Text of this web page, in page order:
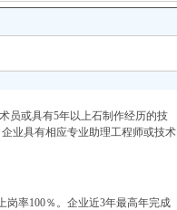
或具有5年以上石制作经历的技
业具有相应专业助理工程师或技术
率100％。企业近3年最高年完成